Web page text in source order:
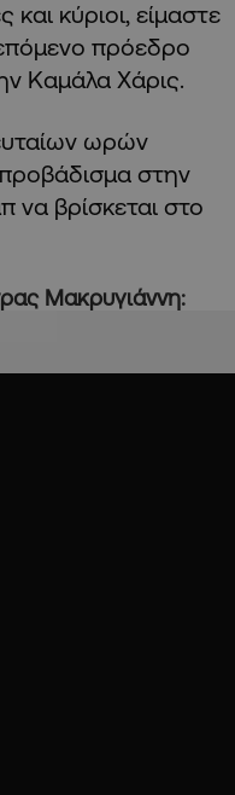
και κύριοι, είμαστε
πρόεδρο
Καμάλα Χάρις.
ωρών
προβάδισμα στην
να βρίσκεται στο
Μακρυγιάννη: